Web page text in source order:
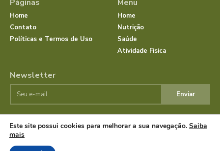
Páginas
Home
Contato
Políticas e Termos de Uso
Menu
Home
Nutrição
Saúde
Atividade Fisica
Newsletter
Enviar
© JornalSaudeBemEstar.Com.Br 2025 Todos os direitos
reservados.
Este site possui cookies para melhorar a sua navegação. Saiba
mais